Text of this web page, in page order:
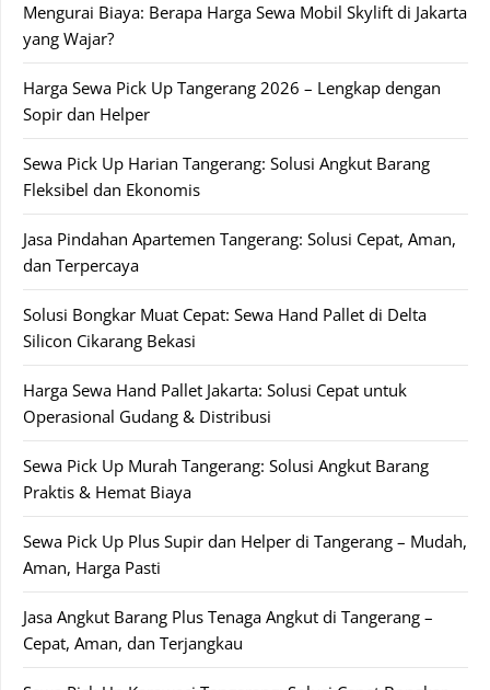
Mengurai Biaya: Berapa Harga Sewa Mobil Skylift di Jakarta
yang Wajar?
Harga Sewa Pick Up Tangerang 2026 – Lengkap dengan
Sopir dan Helper
Sewa Pick Up Harian Tangerang: Solusi Angkut Barang
Fleksibel dan Ekonomis
Jasa Pindahan Apartemen Tangerang: Solusi Cepat, Aman,
dan Terpercaya
Solusi Bongkar Muat Cepat: Sewa Hand Pallet di Delta
Silicon Cikarang Bekasi
Harga Sewa Hand Pallet Jakarta: Solusi Cepat untuk
Operasional Gudang & Distribusi
Sewa Pick Up Murah Tangerang: Solusi Angkut Barang
Praktis & Hemat Biaya
Sewa Pick Up Plus Supir dan Helper di Tangerang – Mudah,
Aman, Harga Pasti
Jasa Angkut Barang Plus Tenaga Angkut di Tangerang –
Cepat, Aman, dan Terjangkau